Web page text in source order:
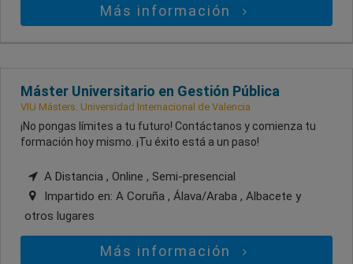
Más información
Máster Universitario en Gestión Pública
VIU Másters. Universidad Internacional de Valencia
¡No pongas límites a tu futuro! Contáctanos y comienza tu
formación hoy mismo. ¡Tu éxito está a un paso!
A Distancia , Online , Semi-presencial
Impartido en: A Coruña , Álava/Araba , Albacete y
otros lugares
Más información